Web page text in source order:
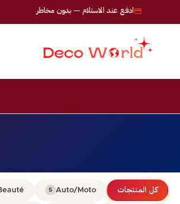
ادفع عند الاستلام — بدون مخاطر
كل المنتجات Auto/Moto
5